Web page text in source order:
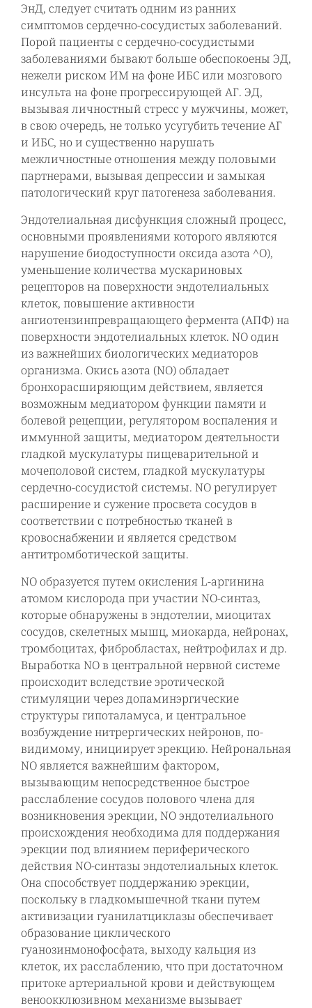
ЭнД, следует считать одним из ранних
симптомов сердечно-сосудистых заболеваний.
Порой пациенты с сердечно-сосудистыми
заболеваниями бывают больше обеспокоены ЭД,
нежели риском ИМ на фоне ИБС или мозгового
инсульта на фоне прогрессирующей АГ. ЭД,
вызывая личностный стресс у мужчины, может,
в свою очередь, не только усугубить течение АГ
и ИБС, но и существенно нарушать
межличностные отношения между половыми
партнерами, вызывая депрессии и замыкая
патологический круг патогенеза заболевания.
Эндотелиальная дисфункция сложный процесс,
основными проявлениями которого являются
нарушение биодоступности оксида азота ^О),
уменьшение количества мускариновых
рецепторов на поверхности эндотелиальных
клеток, повышение активности
ангиотензинпревращающего фермента (АПФ) на
поверхности эндотелиальных клеток. NO один
из важнейших биологических медиаторов
организма. Окись азота (NO) обладает
бронхорасширяющим действием, является
возможным медиатором функции памяти и
болевой рецепции, регулятором воспаления и
иммунной защиты, медиатором деятельности
гладкой мускулатуры пищеварительной и
мочеполовой систем, гладкой мускулатуры
сердечно-сосудистой системы. NO регулирует
расширение и сужение просвета сосудов в
соответствии с потребностью тканей в
кровоснабжении и является средством
антитромботической защиты.
NO образуется путем окисления L-аргинина
атомом кислорода при участии NO-синтаз,
которые обнаружены в эндотелии, миоцитах
сосудов, скелетных мышц, миокарда, нейронах,
тромбоцитах, фибробластах, нейтрофилах и др.
Выработка NO в центральной нервной системе
происходит вследствие эротической
стимуляции через допаминэргические
структуры гипоталамуса, и центральное
возбуждение нитрергических нейронов, по-
видимому, инициирует эрекцию. Нейрональная
NO является важнейшим фактором,
вызывающим непосредственное быстрое
расслабление сосудов полового члена для
возникновения эрекции, NO эндотелиального
происхождения необходима для поддержания
эрекции под влиянием периферического
действия NO-синтазы эндотелиальных клеток.
Она способствует поддержанию эрекции,
поскольку в гладкомышечной ткани путем
активизации гуанилатциклазы обеспечивает
образование циклического
гуанозинмонофосфата, выходу кальция из
клеток, их расслаблению, что при достаточном
притоке артериальной крови и действующем
веноокклюзивном механизме вызывает